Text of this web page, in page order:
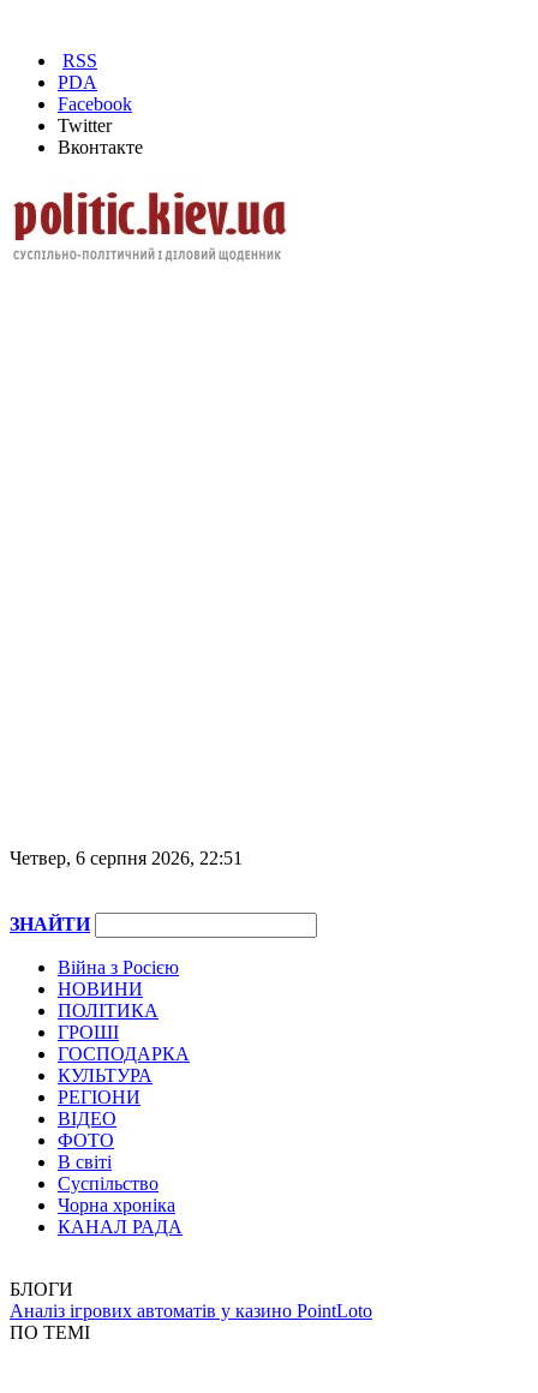
RSS
PDA
Facebook
Twitter
Вконтакте
Четвер, 6 серпня 2026, 22:51
ЗНАЙТИ
Війна з Росією
НОВИНИ
ПОЛІТИКА
ГРОШІ
ГОСПОДАРКА
КУЛЬТУРА
РЕГІОНИ
ВІДЕО
ФОТО
В світі
Суспільство
Чорна хроніка
КАНАЛ РАДА
БЛОГИ
Аналіз ігрових автоматів у казино PointLoto
ПО ТЕМІ